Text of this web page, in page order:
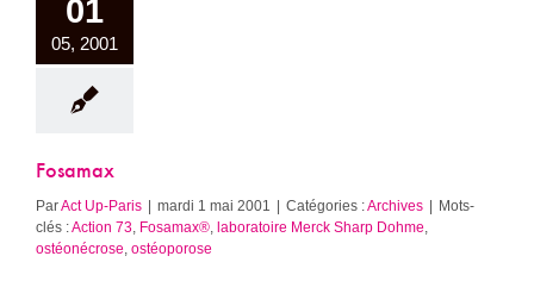
01
05, 2001
Fosamax
ParAct Up-Paris | mardi 1 mai 2001 | Catégories :Archives | Mots-
clés :Action 73 Fosamax® laboratoire Merck Sharp Dohme
ostéonécrose ostéoporose